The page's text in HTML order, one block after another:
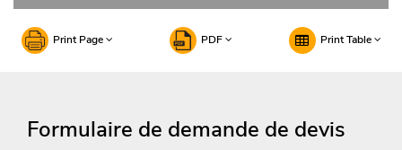
Print Page PDF Print Table
Formulaire de demande de devis